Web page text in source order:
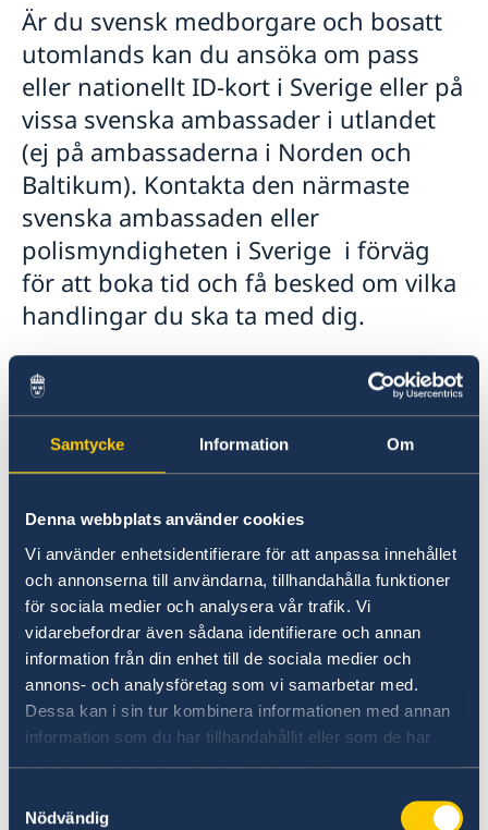
Samtycke Information Om
Denna webbplats använder cookies
Vi använder enhetsidentifierare för att anpassa innehållet
och annonserna till användarna, tillhandahålla funktioner
för sociala medier och analysera vår trafik. Vi
vidarebefordrar även sådana identifierare och annan
information från din enhet till de sociala medier och
annons- och analysföretag som vi samarbetar med.
Dessa kan i sin tur kombinera informationen med annan
information som du har tillhandahållit eller som de har
samlat in när du har använt deras tjänster.
Nödvändig
Ekonomiskt nödställd
Om du blir sjuk eller råkar ut för en olycka
Dödsfall
Pass i Madagaskar
Förlust av pass
Förnyelse av pass för vuxna
Ansökan om pass för barn under 18 år
Provisoriskt pass
Samordningsnummer
Hjälp kring medborgarskap
Reseinformation Madagaskar
Ambassadens reseinformation
Aktuella händelser
Allmänna säkerhetsläget
Hälso- och sjukvård
Naturförhållanden och katastrofer
In- och utresebestämmelser
Kriminalitet och personlig säkerhet
Trafiksäkerhet
Lokala lagar och sedvänjor
Landfakta Madagaskar
Service för svenska företag Madagaskar
Svenska företag i Madagaskar
Anmäla handelshinder
Utvecklingssamarbete
Hälsa
Mänskliga rättigheter
Demokrati
Ekonomisk tillväxt
Korruption
Är du svensk medborgare och bosatt
utomlands kan du ansöka om pass
eller nationellt ID-kort i Sverige eller på
vissa svenska ambassader i utlandet
(ej på ambassaderna i Norden och
Baltikum). Kontakta den närmaste
svenska ambassaden eller
polismyndigheten i Sverige i förväg
för att boka tid och få besked om vilka
handlingar du ska ta med dig.
Du kan kontakta polisen på telefonnummer +46
77 114 14 00. Kontaktinformation till samtliga
polismyndigheter finns på
denna länk till polisens hemsida
Färdiga pass och nationella ID-kort kan hämtas
avgift. Vid uthämtning på konsulat i
Antananarivo ska även avgift för
rekommenderad försändelse betalas. Passet
ska hämtas ut av dig personligen. Fullmakt
gäller ej. Ta med giltig ID-handling samt ditt
giltiga pass om sådant finns för makulering i
samband med att det nya passet hämtas.
ditt pass vidare till konsulatet i Antananarivo